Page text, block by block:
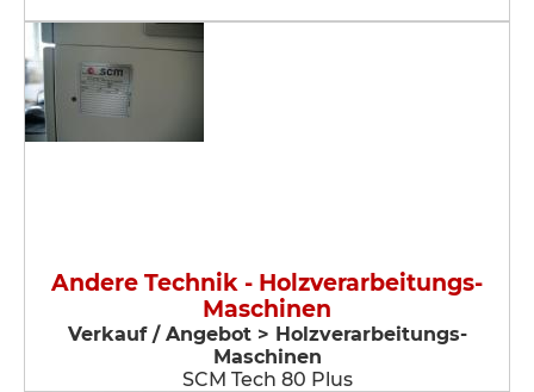
Andere Technik - Holzverarbeitungs-
Maschinen
Verkauf / Angebot > Holzverarbeitungs-
Maschinen
SCM Tech 80 Plus